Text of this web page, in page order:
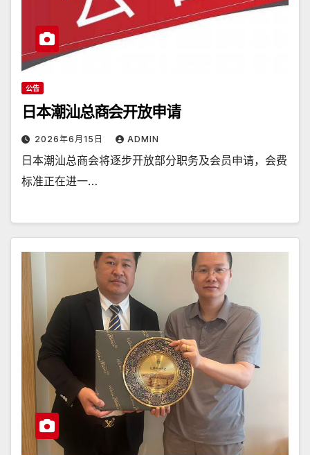
公告
日本潮汕总商会开放申请
2026年6月15日 ADMIN
日本潮汕总商会将逐步开放部分职务及会员申请，会费
标准正在进一…